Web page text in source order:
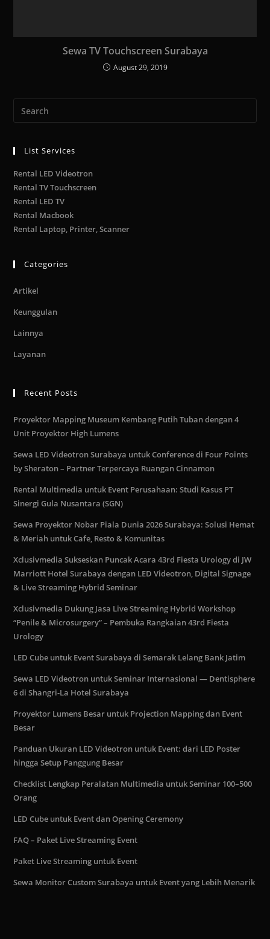
Sewa TV Touchscreen Surabaya
August 29, 2019
List Services
Rental LED Videotron
Rental TV Touchscreen
Rental LED TV
Rental Macbook
Rental Laptop, Printer, Scanner
Categories
Artikel
Keunggulan
Lainnya
Layanan
Recent Posts
Proyektor Mapping Museum Kembang Putih Tuban dengan 4
Unit Proyektor High Lumens
Sewa LED Videotron Surabaya untuk Conference di Four Points
by Sheraton – Partner Terpercaya Ruangan Cinnamon
Rental Multimedia untuk Event Perusahaan: Studi Kasus PT
Sinergi Gula Nusantara (SGN)
Sewa Proyektor Nobar Piala Dunia 2026 Surabaya: Solusi Hemat
& Meriah untuk Cafe, Resto & Komunitas
Xclusivmedia Sukseskan Puncak Acara 43rd Fiesta Urology di JW
Marriott Hotel Surabaya dengan LED Videotron, Digital Signage
& Live Streaming Hybrid Seminar
Xclusivmedia Dukung Jasa Live Streaming Hybrid Workshop
“Penile & Microsurgery” – Pembuka Rangkaian 43rd Fiesta
Urology
LED Cube untuk Event Surabaya di Semarak Lelang Bank Jatim
Sewa LED Videotron untuk Seminar Internasional — Dentisphere
6 di Shangri-La Hotel Surabaya
Proyektor Lumens Besar untuk Projection Mapping dan Event
Besar
Panduan Ukuran LED Videotron untuk Event: dari LED Poster
hingga Setup Panggung Besar
Checklist Lengkap Peralatan Multimedia untuk Seminar 100–500
Orang
LED Cube untuk Event dan Opening Ceremony
FAQ – Paket Live Streaming Event
Paket Live Streaming untuk Event
Sewa Monitor Custom Surabaya untuk Event yang Lebih Menarik